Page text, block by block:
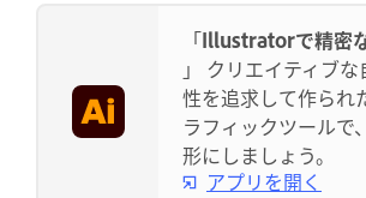
「Illustratorで精密
」 クリエイティブ
性を追求して作られ
ラフィックツールで
形にしましょう。
アプリを開く